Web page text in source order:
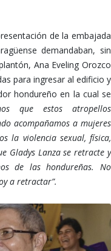
de la embajada
demandaban, sin
Ana Eveling Orozco
para ingresar al edificio y
hondureño en la cual se
que estos atropellos
acompañamos a mujeres
la violencia sexual, física,
Gladys Lanza se retracte y
de las hondureñas. No
a retractar”.